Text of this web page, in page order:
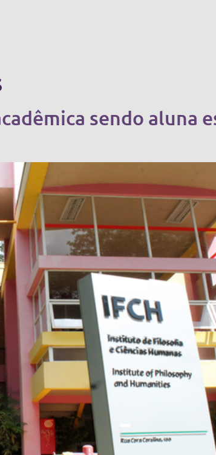
sendo aluna